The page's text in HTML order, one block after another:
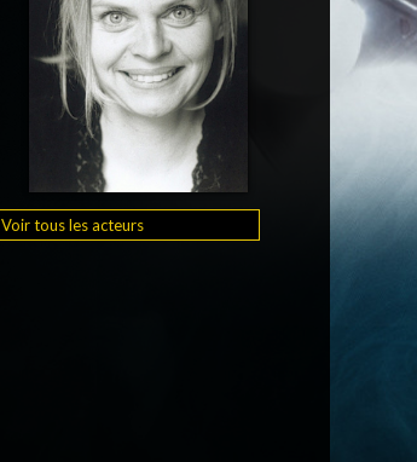
Voir tous les acteurs